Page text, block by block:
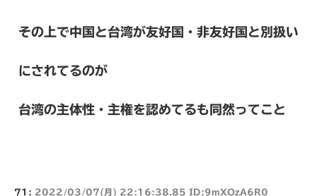
その上で中国と台湾が友好国・非友好国と別扱い
にされてるのが
台湾の主体性・主権を認めてるも同然ってこと
71: 2022/03/07(月) 22:16:38.85 ID:9mXOzA6R0